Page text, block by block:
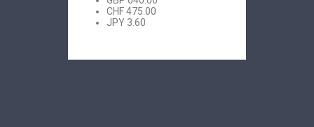
CHF475.00
JPY 3.60